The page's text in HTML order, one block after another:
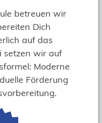
betreuen wir
Dich
auf das
setzen wir auf
Moderne
Förderung